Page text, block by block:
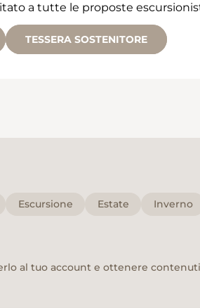
a tutte le proposte
TESSERA SOSTENITORE
Escursione Estate Inverno
al tuo account e ottenere